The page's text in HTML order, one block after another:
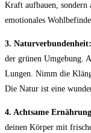
Kraft aufbauen, sondern⁢
emotionales
3. ⁣Naturverbundenheit:
der ⁢grünen Umgebung.
Lungen. Nimm die​
Die Natur‍ ist eine​
4. Achtsame
deinen ⁢Körper⁣ mit